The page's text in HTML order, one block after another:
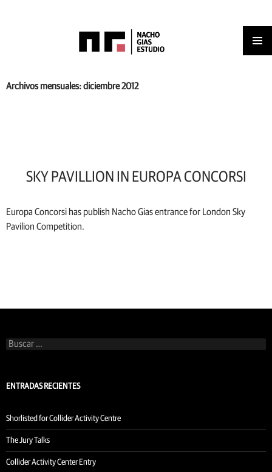
Archivos mensuales: diciembre 2012
SKY PAVILLION IN EUROPA CONCORSI
Europa Concorsi has publish Nacho Gias entrance for London Sky
Pavilion Competition.
Buscar:
ENTRADAS RECIENTES
Shorlisted for Collider Activity Centre
The Jury Talks
Collider Activity Center Entry